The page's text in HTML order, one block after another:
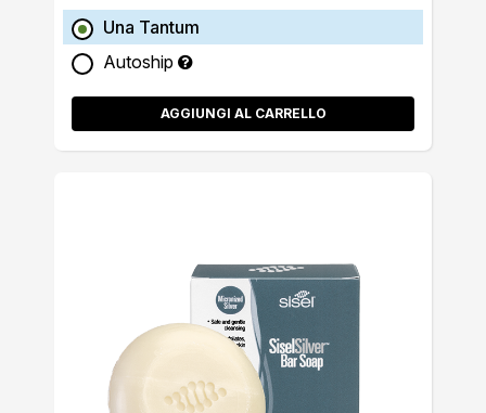
Una Tantum
Autoship
AGGIUNGI AL CARRELLO